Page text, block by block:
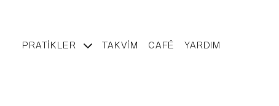
PRATIKLER TAKVIM CAFÉ YARDIM